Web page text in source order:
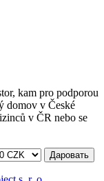
kam pro podporou
domov v České
v ČR nebo se
Даровать